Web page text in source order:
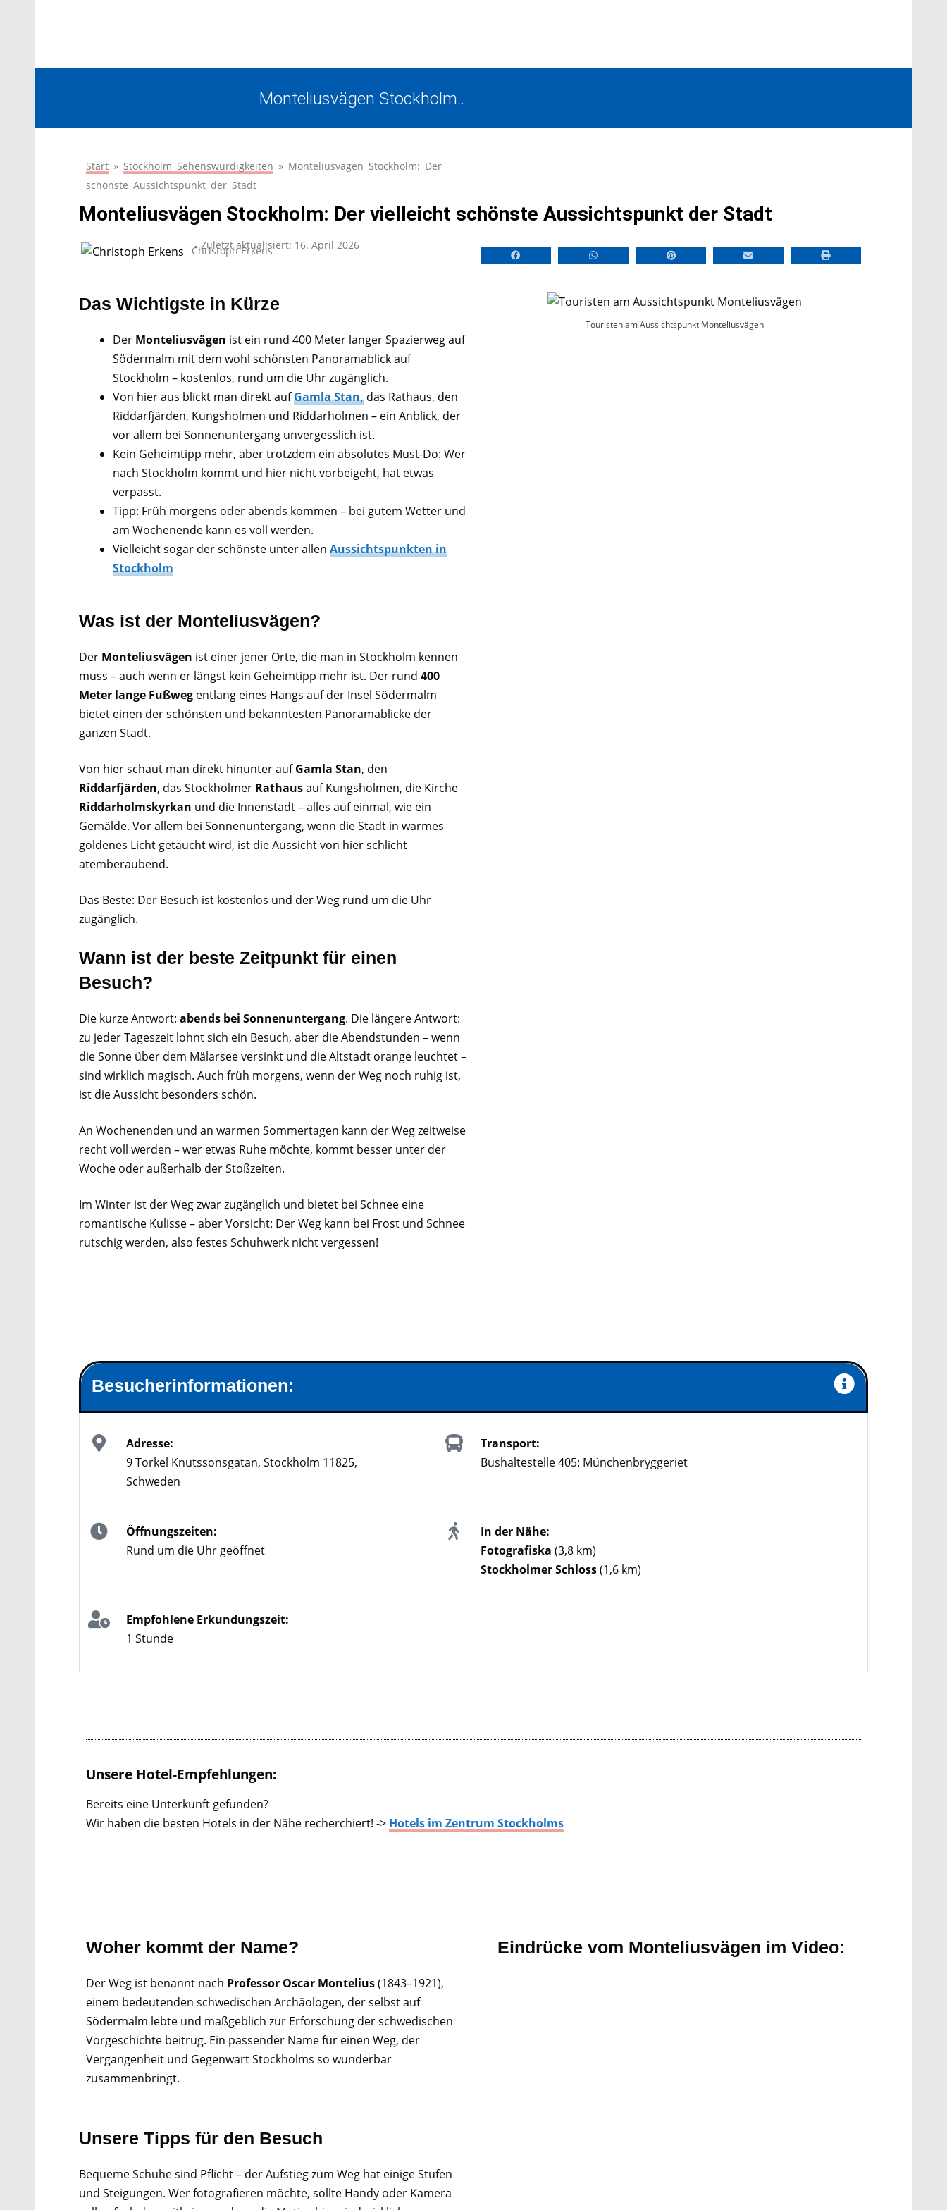
Monteliusvägen Stockholm..
Start » Stockholm Sehenswürdigkeiten » Monteliusvägen Stockholm: Der
schönste Aussichtspunkt der Stadt
Monteliusvägen Stockholm: Der vielleicht schönste Aussichtspunkt der Stadt
Christoph Erkens
- Zuletzt aktualisiert: 16. April 2026
Das Wichtigste in Kürze
Der Monteliusvägen ist ein rund 400 Meter langer Spazierweg auf
Södermalm mit dem wohl schönsten Panoramablick auf
Stockholm – kostenlos, rund um die Uhr zugänglich.
Von hier aus blickt man direkt aufGamla Stan, das Rathaus, den
Riddarfjärden, Kungsholmen und Riddarholmen – ein Anblick, der
vor allem bei Sonnenuntergang unvergesslich ist.
Kein Geheimtipp mehr, aber trotzdem ein absolutes Must-Do: Wer
nach Stockholm kommt und hier nicht vorbeigeht, hat etwas
verpasst.
Tipp: Früh morgens oder abends kommen – bei gutem Wetter und
am Wochenende kann es voll werden.
Vielleicht sogar der schönste unter allen Aussichtspunkten in
Stockholm
Touristen am Aussichtspunkt Monteliusvägen
Was ist der Monteliusvägen?
Der Monteliusvägen ist einer jener Orte, die man in Stockholm kennen
muss – auch wenn er längst kein Geheimtipp mehr ist. Der rund 400
Meter lange Fußweg entlang eines Hangs auf der Insel Södermalm
bietet einen der schönsten und bekanntesten Panoramablicke der
ganzen Stadt.
Von hier schaut man direkt hinunter aufGamla Stan, den
Riddarfjärden, das Stockholmer Rathausauf Kungsholmen, die Kirche
Riddarholmskyrkan und die Innenstadt – alles auf einmal, wie ein
Gemälde. Vor allem bei Sonnenuntergang, wenn die Stadt in warmes
goldenes Licht getaucht wird, ist die Aussicht von hier schlicht
atemberaubend.
Das Beste: Der Besuch ist kostenlos und der Weg rund um die Uhr
zugänglich.
Wann ist der beste Zeitpunkt für einen
Besuch?
Die kurze Antwort: abends bei Sonnenuntergang. Die längere Antwort:
zu jeder Tageszeit lohnt sich ein Besuch, aber die Abendstunden – wenn
die Sonne über dem Mälarsee versinkt und die Altstadt orange leuchtet –
sind wirklich magisch. Auch früh morgens, wenn der Weg noch ruhig ist,
ist die Aussicht besonders schön.
An Wochenenden und an warmen Sommertagen kann der Weg zeitweise
recht voll werden – wer etwas Ruhe möchte, kommt besser unter der
Woche oder außerhalb der Stoßzeiten.
Im Winter ist der Weg zwar zugänglich und bietet bei Schnee eine
romantische Kulisse – aber Vorsicht: Der Weg kann bei Frost und Schnee
rutschig werden, also festes Schuhwerk nicht vergessen!
Besucherinformationen:
Adresse:
9 Torkel Knutssonsgatan, Stockholm 11825,
Schweden
Transport:
Bushaltestelle 405: Münchenbryggeriet
Öffnungszeiten:
Rund um die Uhr geöffnet
In der Nähe:
Fotografiska (3,8 km)
Stockholmer Schloss(1,6 km)
Empfohlene Erkundungszeit:
1 Stunde
Unsere Hotel-Empfehlungen:
Bereits eine Unterkunft gefunden?
Wir haben die besten Hotels in der Nähe recherchiert! -> Hotels im Zentrum Stockholms
Woher kommt der Name?
Der Weg ist benannt nach Professor Oscar Montelius(1843–1921),
einem bedeutenden schwedischen Archäologen, der selbst auf
Södermalm lebte und maßgeblich zur Erforschung der schwedischen
Vorgeschichte beitrug. Ein passender Name für einen Weg, der
Vergangenheit und Gegenwart Stockholms so wunderbar
zusammenbringt.
Eindrücke vom Monteliusvägen im Video:
Unsere Tipps für den Besuch
Bequeme Schuhe sind Pflicht – der Aufstieg zum Weg hat einige Stufen
und Steigungen. Wer fotografieren möchte, sollte Handy oder Kamera